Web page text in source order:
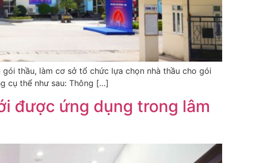
thầu, làm cơ sở tổ chức lựa chọn nhà thầu cho gói
cụ thể như sau: Thông […]
được ứng dụng trong lâm